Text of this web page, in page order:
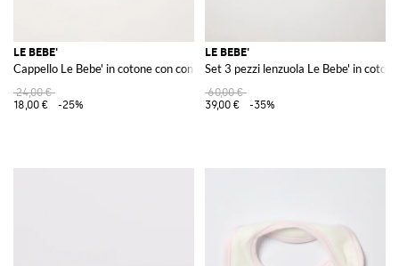
LE BEBE'
Cappello Le Bebe' in cotone con coniglietto ricamato
24,00 €
18,00 €
-25%
LE BEBE'
Set 3 pezzi lenzuola Le Bebe' in cotone
60,00 €
39,00 €
-35%